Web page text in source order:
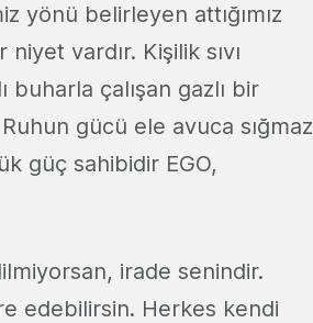
yönü belirleyen attığımız
vardır. Kişilik sıvı
buharla çalışan gazlı bir
gücü ele avuca sığmaz
güç sahibidir EGO,
irade senindir.
edebilirsin. Herkes kendi